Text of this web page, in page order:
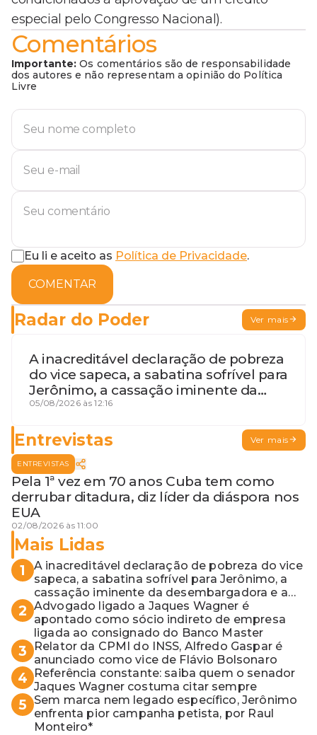
especial pelo Congresso Nacional).
Comentários
Importante: Os comentários são de responsabilidade
dos autores e não representam a opinião do Política
Livre
Eu li e aceito as Política de Privacidade.
COMENTAR
Radar do Poder Ver mais
A inacreditável declaração de pobreza
do vice sapeca, a sabatina sofrível para
Jerônimo, a cassação iminente da
desembargadora e a vaga do Quinto
05/08/2026 às 12:16
Entrevistas Ver mais
ENTREVISTAS
Pela 1ª vez em 70 anos Cuba tem como
derrubar ditadura, diz líder da diáspora nos
EUA
02/08/2026 às 11:00
Mais Lidas
1
A inacreditável declaração de pobreza do vice
sapeca, a sabatina sofrível para Jerônimo, a
cassação iminente da desembargadora e a
vaga do Quinto para o MP baiano
2 Advogado ligado a Jaques Wagner é
apontado como sócio indireto de empresa
ligada ao consignado do Banco Master
3
Relator da CPMI do INSS, Alfredo Gaspar é
anunciado como vice de Flávio Bolsonaro
4
Referência constante: saiba quem o senador
Jaques Wagner costuma citar sempre
5
Sem marca nem legado específico, Jerônimo
enfrenta pior campanha petista, por Raul
Monteiro*